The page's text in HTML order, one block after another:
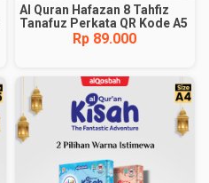
Al Quran Hafazan 8 Tahfiz
Tanafuz Perkata QR Kode A5
Rp 89.000